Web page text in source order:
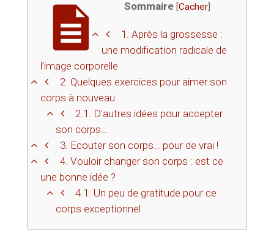
Sommaire [Cacher]
1. Après la grossesse :
une modification radicale de
l’image corporelle
2. Quelques exercices pour aimer son
corps à nouveau
2.1. D’autres idées pour accepter
son corps…
3. Ecouter son corps… pour de vrai !
4. Vouloir changer son corps : est ce
une bonne idée ?
4.1. Un peu de gratitude pour ce
corps exceptionnel